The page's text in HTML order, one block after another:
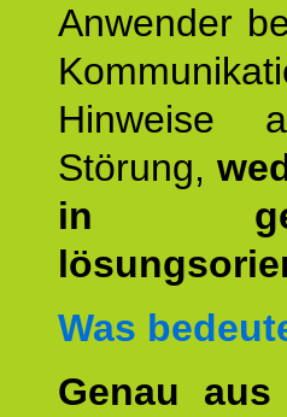
Anwender
Hinweise
Störung,
in
Was
Genau